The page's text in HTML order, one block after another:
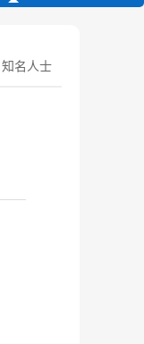
知名人士